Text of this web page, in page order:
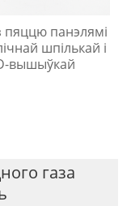
пяццю панэлямі
шпількай і
вышыўкай
газа